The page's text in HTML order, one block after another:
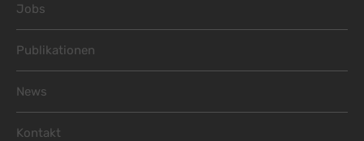
Jobs
Publikationen
News
Kontakt